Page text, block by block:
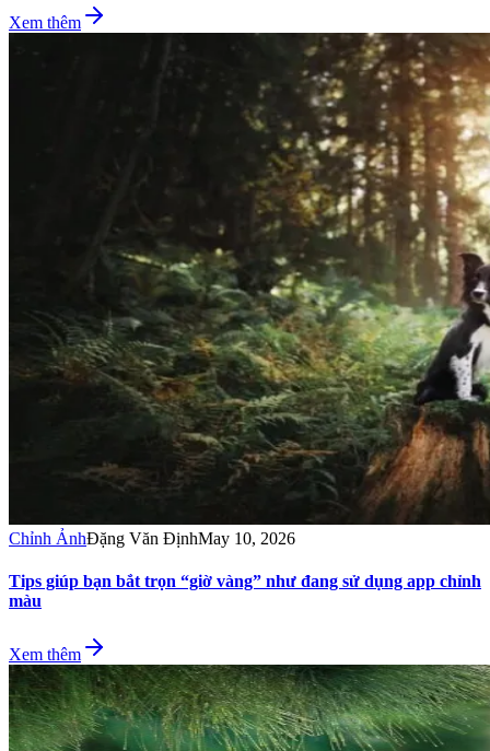
Xem thêm
Chỉnh ẢnhĐặng Văn ĐịnhMay 10, 2026
Tips giúp bạn bắt trọn “giờ vàng” như đang sử dụng app chỉnh
màu
Xem thêm